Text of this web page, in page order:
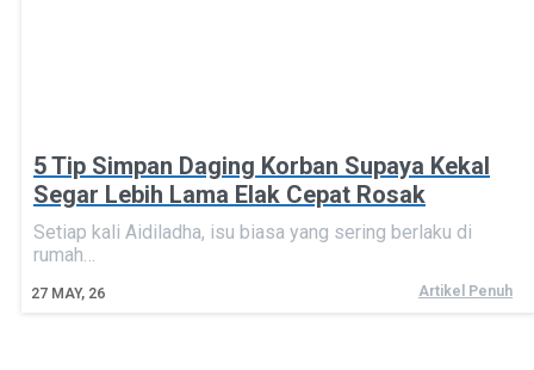
5 Tip Simpan Daging Korban Supaya Kekal
Segar Lebih Lama Elak Cepat Rosak
27 MAY, 26
Setiap kali Aidiladha, isu biasa yang sering berlaku di
rumah…
Artikel Penuh